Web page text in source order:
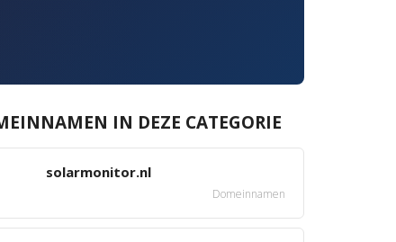
IN DEZE CATEGORIE
solarmonitor.nl
Domeinnamen